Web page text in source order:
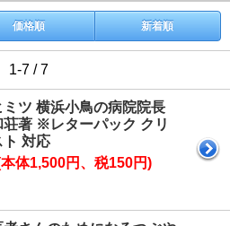
価格順 新着順
1-7 / 7
ツ 横浜小鳥の病院院長
荘著 ※レターパック クリ
ト 対応
体1,500円、税150円)